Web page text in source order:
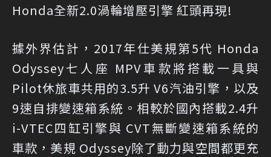
Honda全新2.0渦輪增壓引擎 紅頭再現!
據外界估計，2017年仕美規第5代 Honda
Odyssey七人座 MPV車款將搭載一具與
Pilot休旅車共用的3.5升 V6汽油引擎，以及
9速自排變速箱系統。相較於國內搭載2.4升
i-VTEC四缸引擎與 CVT無斷變速箱系統的
車款，美規 Odyssey除了動力與空間都更充